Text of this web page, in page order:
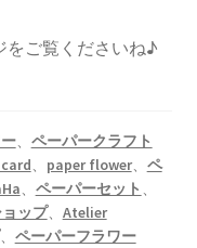
をご覧くださいね♪
、 ペーパークラフト
、 paper flower、 ペ
、 ペーパーセット 、
ップ、 Atelier
、 ペーパーフラワー